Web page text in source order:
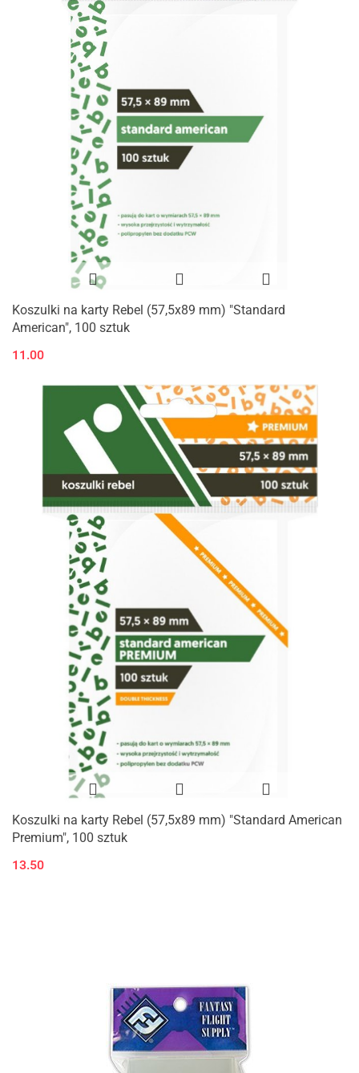
Koszulki na karty Rebel (57,5x89 mm) "Standard
American", 100 sztuk
11.00
Koszulki na karty Rebel (57,5x89 mm) "Standard American
Premium", 100 sztuk
13.50